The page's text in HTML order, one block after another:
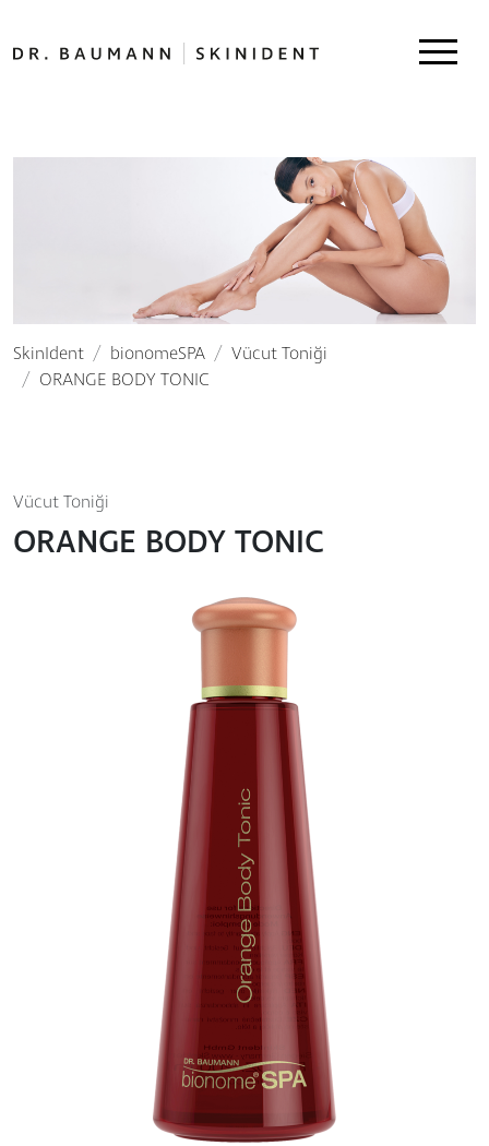
SkinIdent bionomeSPA
Vücut Toniği
ORANGE BODY TONIC
Vücut Toniği
ORANGE BODY TONIC